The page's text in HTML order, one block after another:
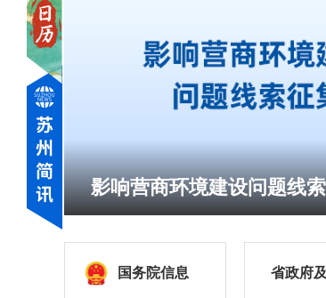
影响营商环境建设问题线
国务院信息 省政府